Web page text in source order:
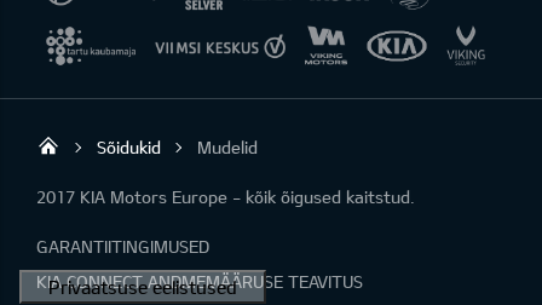
Viking Motors - Kia müük, hooldus ja
Sõidukid Mudelid
2017 KIA Motors Europe - kõik õigused kaitstud.
GARANTIITINGIMUSED
KIA CONNECT ANDMEMÄÄRUSE TEAVITUS